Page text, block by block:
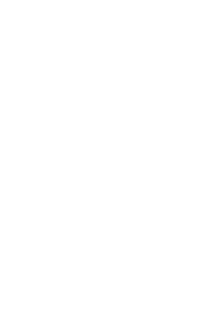
Refaieten gelegerd
zich daar toen
de Filistijnen in
ogenblik kwam
op en zei hij: `Als
gaf uit de put
baanden zich
van de